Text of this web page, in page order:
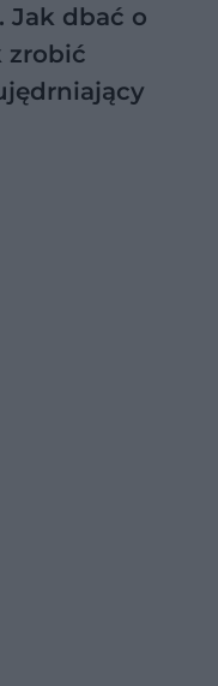
Jak dbać o
zrobić